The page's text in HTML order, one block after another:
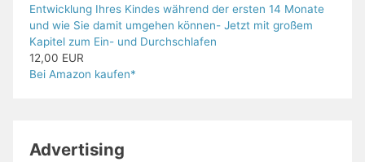
Entwicklung Ihres Kindes während der ersten 14 Monate
und wie Sie damit umgehen können- Jetzt mit großem
Kapitel zum Ein- und Durchschlafen
12,00 EUR
Bei Amazon kaufen*
Advertising